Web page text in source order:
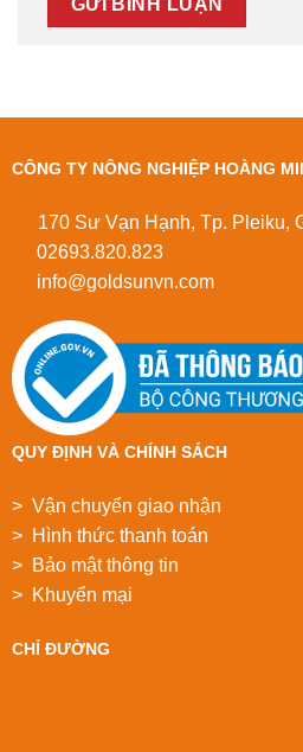
CÔNG TY NÔNG NGHIỆP HOÀNG
170 Sư Vạn Hạnh, Tp. Pleiku,
02693.820.823
info@goldsunvn.com
QUY ĐỊNH VÀ CHÍNH SÁCH
> Vận chuyển giao nhận
> Hình thức thanh toán
> Bảo mật thông tin
> Khuyển mại
CHỈ ĐƯỜNG